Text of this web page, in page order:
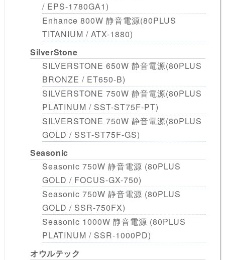
/ EPS-1780GA1)
Enhance 800W 静音電源(80PLUS
TITANIUM / ATX-1880)
SilverStone
SILVERSTONE 650W 静音電源(80PLUS
BRONZE / ET650-B)
SILVERSTONE 750W 静音電源(80PLUS
PLATINUM / SST-ST75F-PT)
SILVERSTONE 750W 静音電源(80PLUS
GOLD / SST-ST75F-GS)
Seasonic
Seasonic 750W 静音電源 (80PLUS
GOLD / FOCUS-GX-750)
Seasonic 750W 静音電源 (80PLUS
GOLD / SSR-750FX)
Seasonic 1000W 静音電源 (80PLUS
PLATINUM / SSR-1000PD)
オウルテック